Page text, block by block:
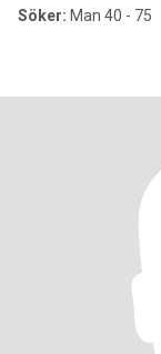
Söker: Man 40 - 75